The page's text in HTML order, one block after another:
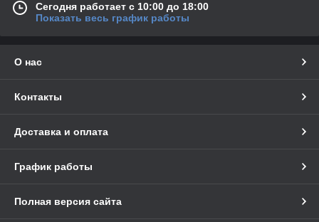
Сегодня работает с 10:00 до 18:00
Показать весь график работы
О нас
Контакты
Доставка и оплата
График работы
Полная версия сайта